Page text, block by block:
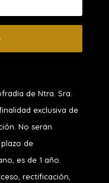
de Ntra. Sra.
exclusiva de
No serán
de
es de 1 año.
rectificación,